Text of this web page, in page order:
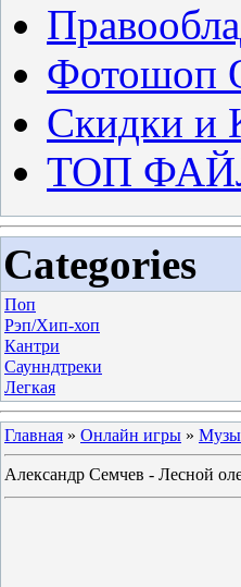
Фотошоп
Скидки и
ТОП
Categories
Поп
Рэп/Хип-хоп
Кантри
Саунндтреки
Легкая
Главная » Онлайн игры »
Александр Семчев - Лесной